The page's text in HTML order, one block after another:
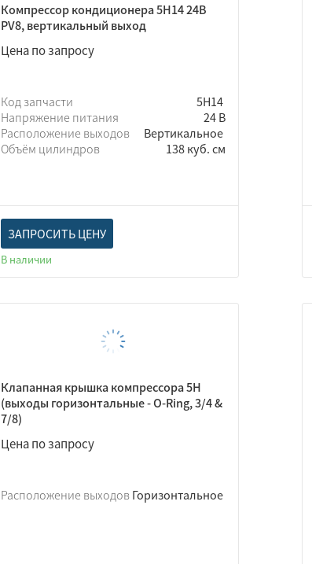
Компрессор кондиционера 5Н14 24В
PV8, вертикальный выход
Цена по запросу
Код запчасти
5Н14
Напряжение питания
24 В
Расположение выходов
Вертикальное
Объём цилиндров
138 куб. см
ЗАПРОСИТЬ ЦЕНУ
В наличии
Клапанная крышка компрессора 5Н
(выходы горизонтальные - O-Ring, 3/4 &
7/8)
Цена по запросу
Расположение выходовГоризонтальное